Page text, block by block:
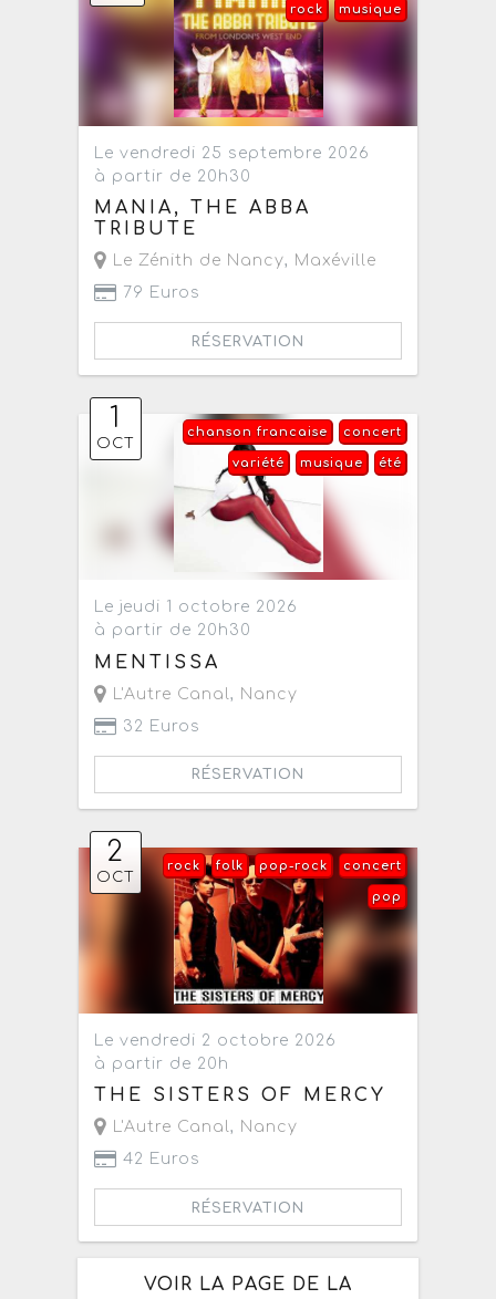
musique
rock
Le vendredi 25 septembre 2026
à partir de 20h30
MANIA, THE ABBA
TRIBUTE
Le Zénith de Nancy, Maxéville
79 Euros
RÉSERVATION
1
OCT
concert
chanson francaise
été
musique
variété
Le jeudi 1 octobre 2026
à partir de 20h30
MENTISSA
L'Autre Canal , Nancy
32 Euros
RÉSERVATION
2
OCT
concert
pop-rock
folk
rock
pop
Le vendredi 2 octobre 2026
à partir de 20h
THE SISTERS OF MERCY
L'Autre Canal, Nancy
42 Euros
RÉSERVATION
VOIR LA PAGE DE LA